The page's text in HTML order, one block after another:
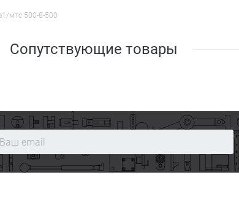
мтс 500-8-500
Сопутствующие товары